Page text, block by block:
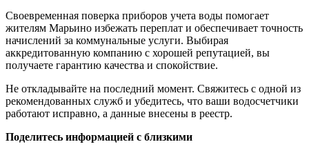
Своевременная поверка приборов учета воды помогает
жителям Марьино избежать переплат и обеспечивает точность
начислений за коммунальные услуги. Выбирая
аккредитованную компанию с хорошей репутацией, вы
получаете гарантию качества и спокойствие.
Не откладывайте на последний момент. Свяжитесь с одной из
рекомендованных служб и убедитесь, что ваши водосчетчики
работают исправно, а данные внесены в реестр.
Поделитесь информацией с близкими